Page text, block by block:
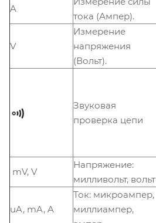
A
тока (Ампер).
V
Измерение
напряжения
(Вольт).
Звуковая
проверка цепи
mV, V
Напряжение:
милливольт, вольт
uA, mA, A
Ток: микроампер,
миллиампер,